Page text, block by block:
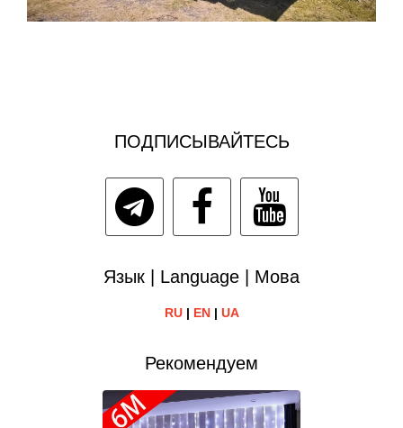
ПОДПИСЫВАЙТЕСЬ
Язык | Language | Мова
RU| EN| UA
Рекомендуем